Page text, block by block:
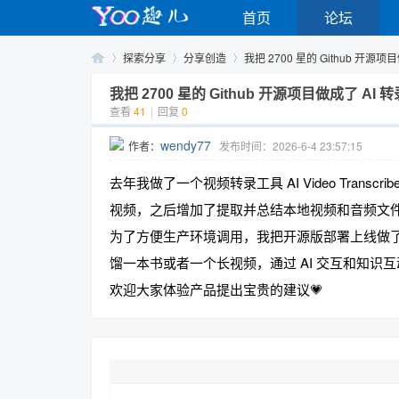
首页 论坛
探索分享 分享创造 我把 2700 星的 Github 开源项
我把 2700 星的 Github 开源项目做成了 AI
查看 41 | 回复 0
作者： wendy77 发布时间：2026-6-4 23:57:15
去年我做了一个视频转录工具 AI Video
视频，之后增加了提取并总结本地视频和音频文
为了方便生产环境调用，我把开源版部署上线做
馏一本书或者一个长视频，通过 AI 交互和知识互
欢迎大家体验产品提出宝贵的建议💗